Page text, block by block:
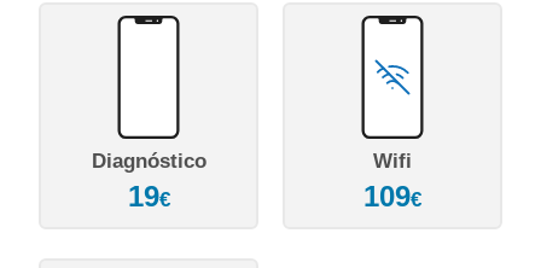
Diagnóstico
19€
Wifi
109€